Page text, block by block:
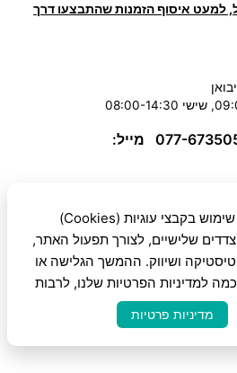
למעט איסוף הזמנות שהתבצעו דרך
מייל:
לידיעתך: באתר זה נעשה שימוש בקבצי עוגיות (Cookies)
שלישיים, לצורך תפעול האתר,
ושיווק. ההמשך הגלישה או
למדיניות הפרטיות שלנו, לרבות
מדיניות פרטיות